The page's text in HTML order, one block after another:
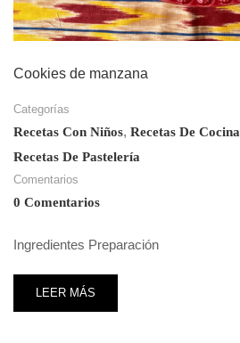
Cookies de manzana
Categorías
Recetas Con Niños, Recetas De Cocina
Recetas De Pastelería
Comentarios
0 Comentarios
Ingredientes Preparación
LEER MÁS